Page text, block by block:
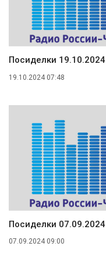
Посиделки 19.10.2024
19.10.2024 07:48
Посиделки 07.09.2024
07.09.2024 09:00